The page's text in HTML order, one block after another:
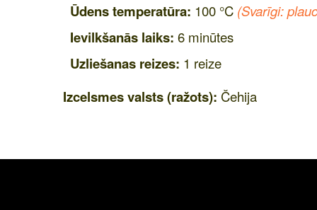
Ūdens temperatūra: 100 °C (Svarīgi:
Ievilkšanās laiks: 6 minūtes
Uzliešanas reizes: 1 reize
Izcelsmes valsts (ražots): Čehija